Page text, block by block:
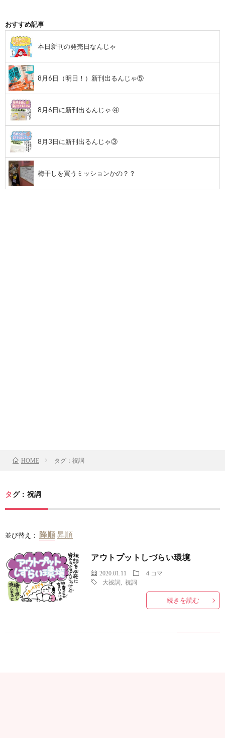
おすすめ記事
本日新刊の発売日なんじゃ
8月6日（明日！）新刊出るんじゃ⑤
8月6日に新刊出るんじゃ ④
8月3日に新刊出るんじゃ③
梅干しを買うミッションかの？？
HOME タグ：祝詞
タグ：祝詞
並び替え：
アウトプットしづらい環境
2020.01.11
４コマ
大祓詞
,祝詞
続きを読む